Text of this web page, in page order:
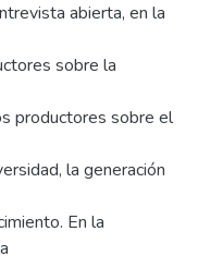
abierta, en la
sobre la
productores sobre el
la generación
En la